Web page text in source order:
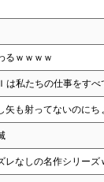
るｗｗｗｗ
は私たちの仕事をすべ
矢も射ってないのにち
レなしの名作シリーズ